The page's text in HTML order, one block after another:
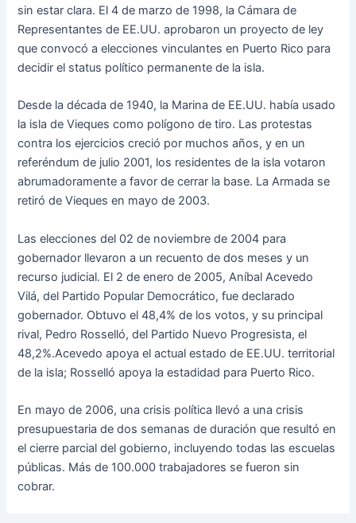
sin estar clara. El 4 de marzo de 1998, la Cámara de
Representantes de EE.UU. aprobaron un proyecto de ley
que convocó a elecciones vinculantes en Puerto Rico para
decidir el status político permanente de la isla.
Desde la década de 1940, la Marina de EE.UU. había usado
la isla de Vieques como polígono de tiro. Las protestas
contra los ejercicios creció por muchos años, y en un
referéndum de julio 2001, los residentes de la isla votaron
abrumadoramente a favor de cerrar la base. La Armada se
retiró de Vieques en mayo de 2003.
Las elecciones del 02 de noviembre de 2004 para
gobernador llevaron a un recuento de dos meses y un
recurso judicial. El 2 de enero de 2005, Aníbal Acevedo
Vilá, del Partido Popular Democrático, fue declarado
gobernador. Obtuvo el 48,4% de los votos, y su principal
rival, Pedro Rosselló, del Partido Nuevo Progresista, el
48,2%.Acevedo apoya el actual estado de EE.UU. territorial
de la isla; Rosselló apoya la estadidad para Puerto Rico.
En mayo de 2006, una crisis política llevó a una crisis
presupuestaria de dos semanas de duración que resultó en
el cierre parcial del gobierno, incluyendo todas las escuelas
públicas. Más de 100.000 trabajadores se fueron sin
cobrar.